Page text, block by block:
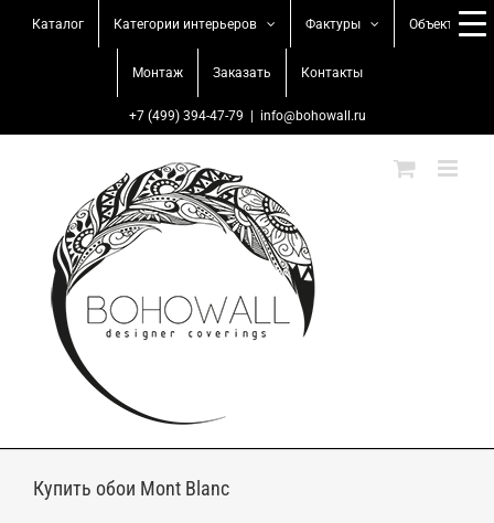
Каталог Категории интерьеров Фактуры Объекты
Монтаж Заказать Контакты
+7 (499) 394-47-79 info@bohowall.ru
Купить обои Mont Blanc